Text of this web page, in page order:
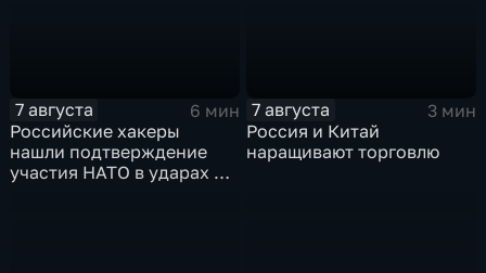
7 августа
6 мин
Российские хакеры
нашли подтверждение
участия НАТО в ударах по
7 августа
3 мин
Россия и Китай
наращивают торговлю